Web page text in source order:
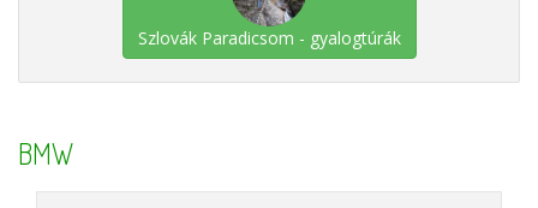
Szlovák Paradicsom - gyalogtúrák
BMW